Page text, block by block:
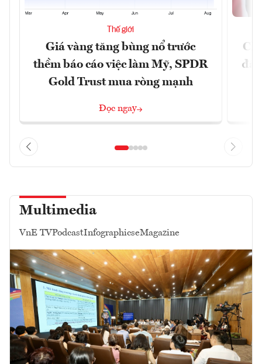
Thế giới
Giá vàng tăng bùng nổ trước
thềm báo cáo việc làm Mỹ, SPDR
Gold Trust mua ròng mạnh
Đọc ngay
đã
Multimedia
VnE TVPodcastInfographicseMagazine